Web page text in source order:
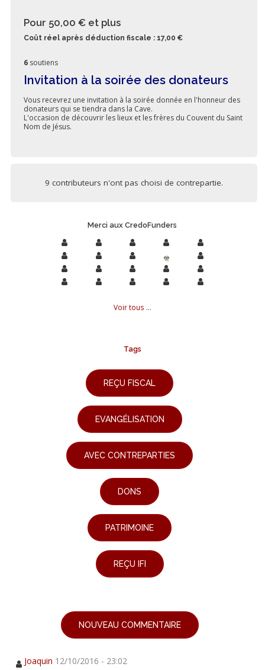
Pour 50,00 € et plus
Coût réel après déduction fiscale : 17,00 €
6 soutiens
Invitation à la soirée des donateurs
Vous recevrez une invitation à la soirée donnée en l'honneur des
donateurs qui se tiendra dans la Cave.
L'occasion de découvrir les lieux et les frères du Couvent du Saint
Nom de Jésus.
9 contributeurs n'ont pas choisi de contrepartie.
Merci aux CredoFunders
Voir tous ...
Tags
REÇU FISCAL
EVANGÉLISATION
AVEC CONTREPARTIES
DONS
PATRIMOINE
REÇU IFI
NOUVEAU COMMENTAIRE
Joaquin 12/10/2016 - 23:02